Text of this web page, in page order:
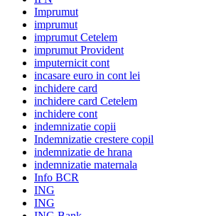
Imprumut
imprumut
imprumut Cetelem
imprumut Provident
imputernicit cont
incasare euro in cont lei
inchidere card
inchidere card Cetelem
inchidere cont
indemnizatie copii
Indemnizatie crestere copil
indemnizatie de hrana
indemnizatie maternala
Info BCR
ING
ING